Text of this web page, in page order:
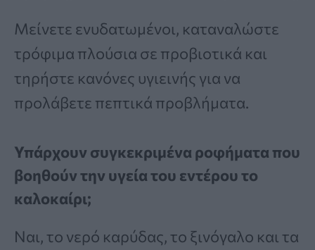
Μείνετε ενυδατωμένοι, καταναλώστε
τρόφιμα πλούσια σε προβιοτικά και
τηρήστε κανόνες υγιεινής για να
προλάβετε πεπτικά προβλήματα.
Υπάρχουν συγκεκριμένα ροφήματα που
βοηθούν την υγεία του εντέρου το
καλοκαίρι;
Ναι, το νερό καρύδας, το ξινόγαλο και τα